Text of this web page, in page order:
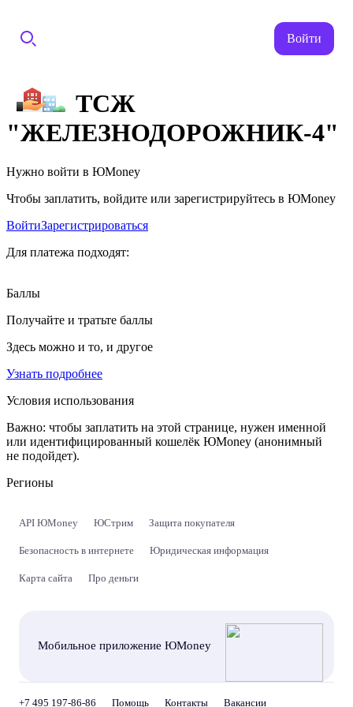
Войти
ТСЖ
"ЖЕЛЕЗНОДОРОЖНИК-4"
Нужно войти в ЮMoney
Чтобы заплатить, войдите или зарегистрируйтесь в ЮMoney
ВойтиЗарегистрироваться
Для платежа подходят:
Баллы
Получайте и тратьте баллы
Здесь можно и то, и другое
Узнать подробнее
Условия использования
Важно: чтобы заплатить на этой странице, нужен именной
или идентифицированный кошелёк ЮMoney (анонимный
не подойдет).
Регионы
API ЮMoney ЮСтрим Защита покупателя
Безопасность в интернете Юридическая информация
Карта сайта Про деньги
Мобильное приложение ЮMoney
+7 495 197-86-86 Помощь Контакты Вакансии